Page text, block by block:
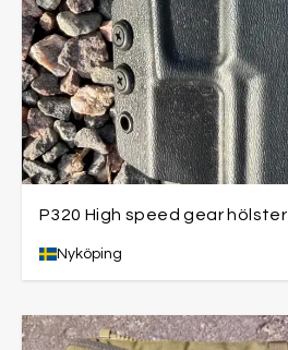
P320 High speed gear hölster
Nyköping